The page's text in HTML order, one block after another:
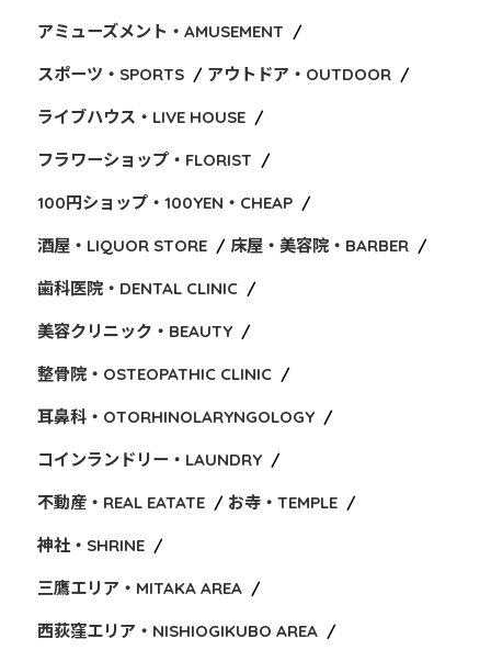
アミューズメント・AMUSEMENT
スポーツ・SPORTS アウトドア・OUTDOOR
ライブハウス・LIVE HOUSE
フラワーショップ・FLORIST
100円ショップ・100YEN・CHEAP
酒屋・LIQUOR STORE 床屋・美容院・BARBER
歯科医院・DENTAL CLINIC
美容クリニック・BEAUTY
整骨院・OSTEOPATHIC CLINIC
耳鼻科・OTORHINOLARYNGOLOGY
コインランドリー・LAUNDRY
不動産・REAL EATATE お寺・TEMPLE
神社・SHRINE
三鷹エリア・MITAKA AREA
西荻窪エリア・NISHIOGIKUBO AREA